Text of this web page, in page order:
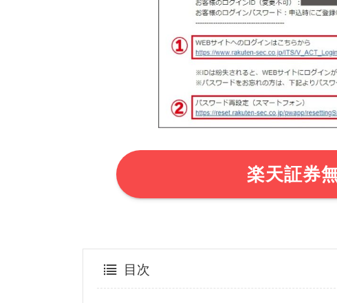
楽天証券
目次